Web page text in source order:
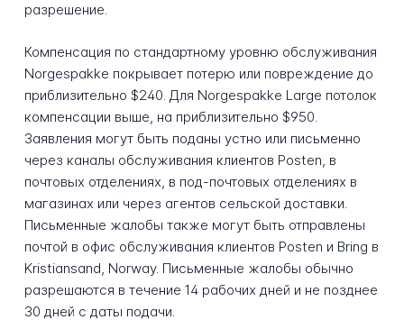
разрешение.
Компенсация по стандартному уровню обслуживания
Norgespakke покрывает потерю или повреждение до
приблизительно $240. Для Norgespakke Large потолок
компенсации выше, на приблизительно $950.
Заявления могут быть поданы устно или письменно
через каналы обслуживания клиентов Posten, в
почтовых отделениях, в под-почтовых отделениях в
магазинах или через агентов сельской доставки.
Письменные жалобы также могут быть отправлены
почтой в офис обслуживания клиентов Posten и Bring в
Kristiansand, Norway. Письменные жалобы обычно
разрешаются в течение 14 рабочих дней и не позднее
30 дней с даты подачи.